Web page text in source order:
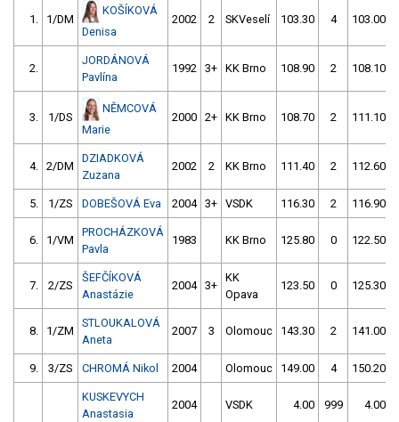
1. 1/DM
KOŠÍKOVÁ
Denisa
2002 2 SKVeselí 103.30 4 103.00
2.
JORDÁNOVÁ
Pavlína
1992 3+ KK Brno 108.90 2 108.10
3. 1/DS
NĚMCOVÁ
Marie
2000 2+ KK Brno 108.70 2 111.10
4. 2/DM
DZIADKOVÁ
Zuzana
2002 2 KK Brno 111.40 2 112.60
5. 1/ZS DOBEŠOVÁ Eva 2004 3+ VSDK 116.30 2 116.90
6. 1/VM
PROCHÁZKOVÁ
Pavla
1983 KK Brno 125.80 0 122.50
7. 2/ZS
ŠEFČÍKOVÁ
Anastázie
2004 3+
KK
Opava
123.50 0 125.30
8. 1/ZM
STLOUKALOVÁ
Aneta
2007 3 Olomouc 143.30 2 141.00
9. 3/ZS CHROMÁ Nikol 2004 Olomouc 149.00 4 150.20
KUSKEVYCH
Anastasia
2004 VSDK 4.00 999 4.00